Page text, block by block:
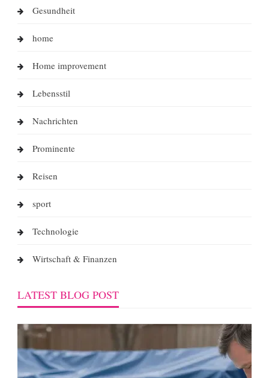
Gesundheit
home
Home improvement
Lebensstil
Nachrichten
Prominente
Reisen
sport
Technologie
Wirtschaft & Finanzen
LATEST BLOG POST